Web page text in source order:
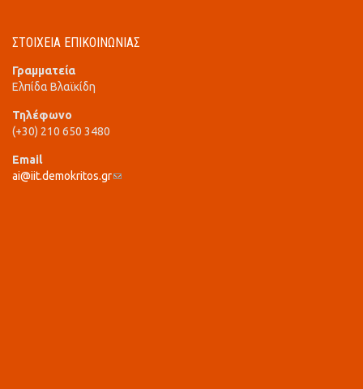
ΣΤΟΙΧΕΙΑ ΕΠΙΚΟΙΝΩΝΙΑΣ
Γραμματεία
Ελπίδα Βλαϊκίδη
Τηλέφωνο
(+30) 210 650 3480
Email
ai@iit.demokritos.gr(link sends e-mail)